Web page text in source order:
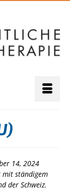
14, 2024
ständigem
der Schweiz.